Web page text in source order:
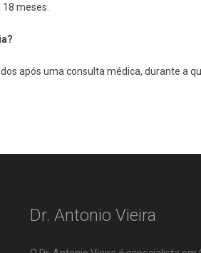
meses.
após uma consulta médica, durante a
Dr. Antonio Vieira